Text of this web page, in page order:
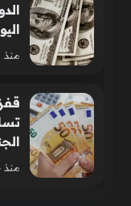
منذ 3 أيام
منذ 4 أيام